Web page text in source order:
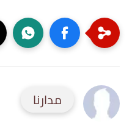
مدارنا